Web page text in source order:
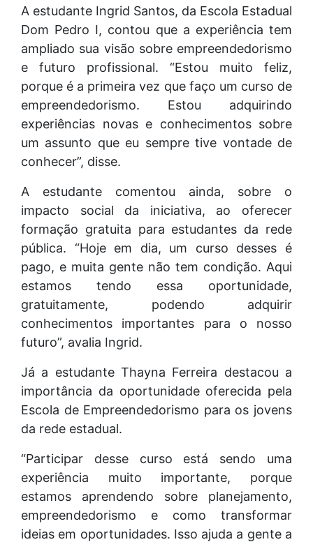
A estudante Ingrid Santos, da Escola Estadual
Dom Pedro I, contou que a experiência tem
ampliado sua visão sobre empreendedorismo
e futuro profissional. “Estou muito feliz,
porque é a primeira vez que faço um curso de
empreendedorismo. Estou adquirindo
experiências novas e conhecimentos sobre
um assunto que eu sempre tive vontade de
conhecer”, disse.
A estudante comentou ainda, sobre o
impacto social da iniciativa, ao oferecer
formação gratuita para estudantes da rede
pública. “Hoje em dia, um curso desses é
pago, e muita gente não tem condição. Aqui
estamos tendo essa oportunidade,
gratuitamente, podendo adquirir
conhecimentos importantes para o nosso
futuro”, avalia Ingrid.
Já a estudante Thayna Ferreira destacou a
importância da oportunidade oferecida pela
Escola de Empreendedorismo para os jovens
da rede estadual.
“Participar desse curso está sendo uma
experiência muito importante, porque
estamos aprendendo sobre planejamento,
empreendedorismo e como transformar
ideias em oportunidades. Isso ajuda a gente a